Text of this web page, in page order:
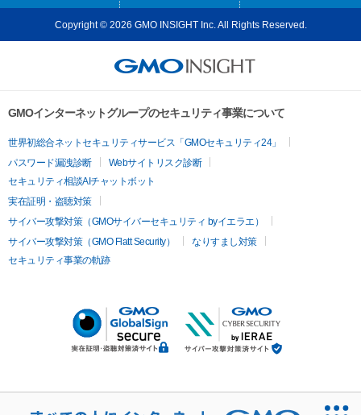
Copyright © 2026 GMO INSIGHT Inc. All Rights Reserved.
GMOインターネットグループのセキュリティ事業について
世界初総合ネットセキュリティサービス「GMOセキュリティ24」
パスワード漏洩診断
Webサイトリスク診断
セキュリティ相談AIチャットボット
実在証明・盗聴対策
サイバー攻撃対策（GMOサイバーセキュリティ byイエラエ）
サイバー攻撃対策（GMO Flatt Security）
なりすまし対策
セキュリティ事業の軌跡